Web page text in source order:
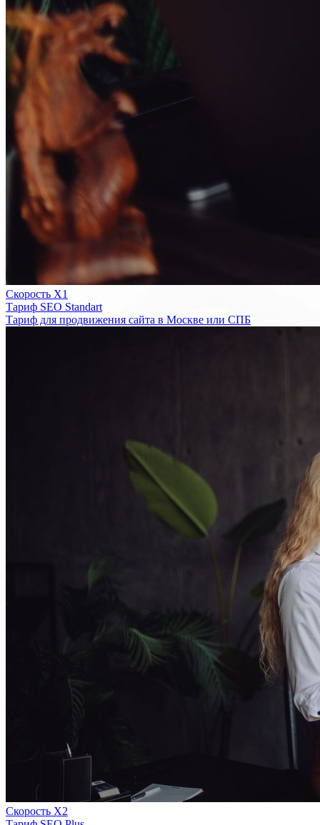
Скорость Х1
Тариф SEO Standart
Тариф для продвижения сайта в Москве или СПБ
Скорость Х2